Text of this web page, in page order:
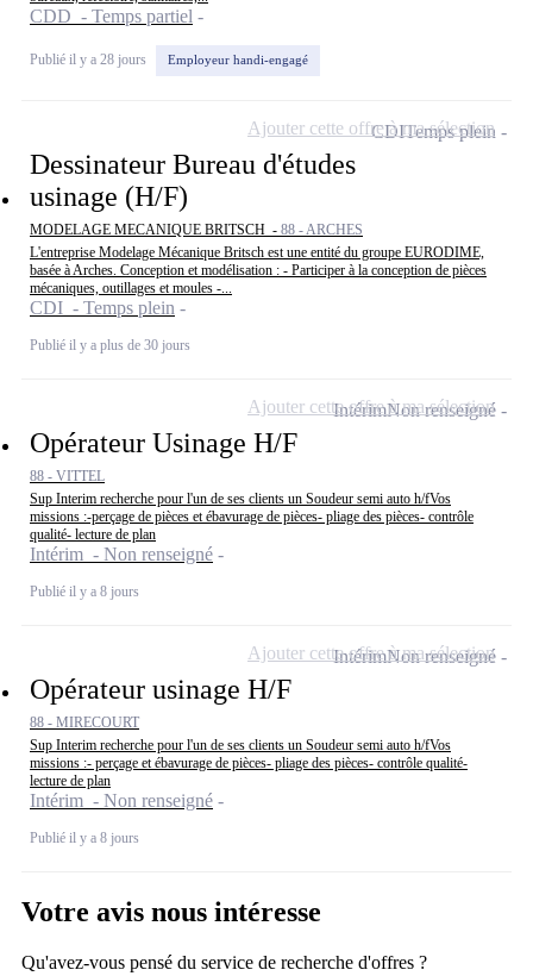
CDD - Temps partiel
Publié il y a 28 jours Employeur handi-engagé
Dessinateur Bureau d'études
usinage (H/F)
MODELAGE MECANIQUE BRITSCH - 88 - ARCHES
L'entreprise Modelage Mécanique Britsch est une entité du groupe EURODIME,
basée à Arches. Conception et modélisation : - Participer à la conception de pièces
mécaniques, outillages et moules -...
CDI - Temps plein
Publié il y a plus de 30 jours
CDITemps plein
Ajouter cette offre à ma sélection
Opérateur Usinage H/F
88 - VITTEL
Sup Interim recherche pour l'un de ses clients un Soudeur semi auto h/fVos
missions :-perçage de pièces et ébavurage de pièces- pliage des pièces- contrôle
qualité- lecture de plan
Intérim - Non renseigné
Publié il y a 8 jours
IntérimNon renseigné
Ajouter cette offre à ma sélection
Opérateur usinage H/F
88 - MIRECOURT
Sup Interim recherche pour l'un de ses clients un Soudeur semi auto h/fVos
missions :- perçage et ébavurage de pièces- pliage des pièces- contrôle qualité-
lecture de plan
Intérim - Non renseigné
Publié il y a 8 jours
IntérimNon renseigné
Ajouter cette offre à ma sélection
Votre avis nous intéresse
Qu'avez-vous pensé du service de recherche d'offres ?